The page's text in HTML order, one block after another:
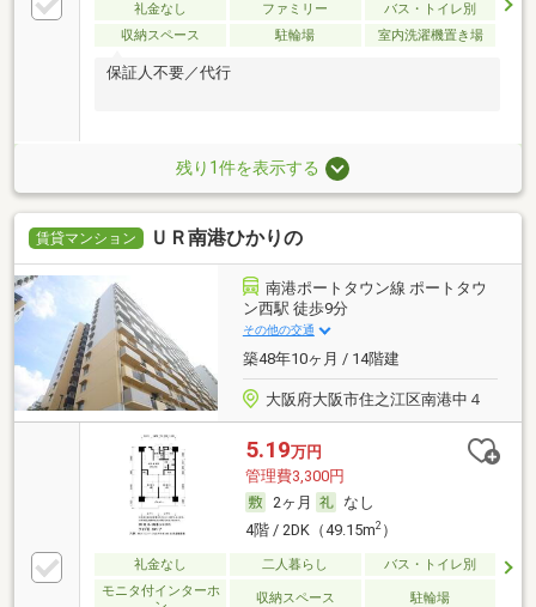
礼金なし ファミリー
バス・トイレ別
収納スペース
駐輪場 室内洗濯機置き場
保証人不要／代行
残り1件を表示する
賃貸マンション ＵＲ南港ひかりの
南港ポートタウン線 ポートタウ
ン西駅 徒歩9分
その他の交通
築48年10ヶ月 / 14階建
大阪府大阪市住之江区南港中４
5.19万円
管理費3,300円
2ヶ月
なし
4階 / 2DK（49.15m2）
礼金なし 二人暮らし
バス・トイレ別
モニタ付インターホ
収納スペース 駐輪場